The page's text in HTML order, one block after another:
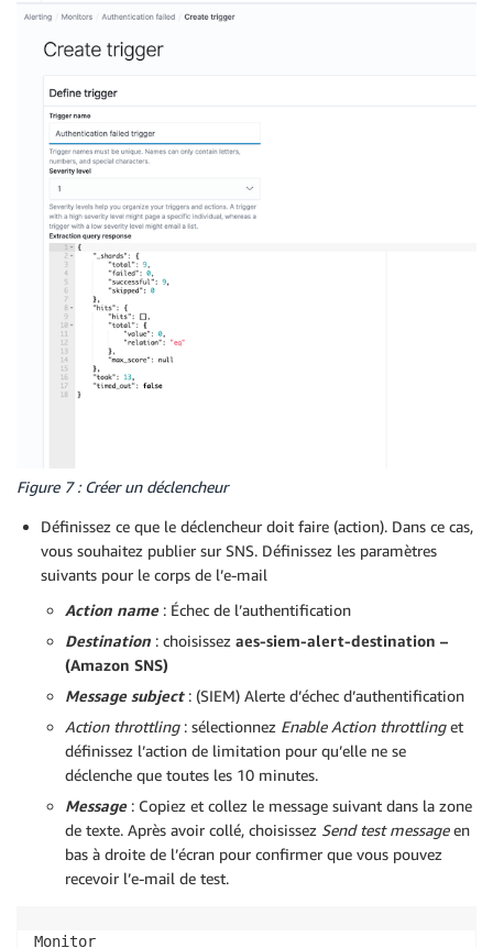
Figure 7 : Créer un déclencheur
Définissez ce que le déclencheur doit faire (action). Dans ce cas,
vous souhaitez publier sur SNS. Définissez les paramètres
suivants pour le corps de l’e-mail
Action name: Échec de l’authentification
Destination : choisissez aes-siem-alert-destination –
(Amazon SNS)
Message subject: (SIEM) Alerte d’échec d’authentification
Action throttling: sélectionnez Enable Action throttlinget
définissez l’action de limitation pour qu’elle ne se
déclenche que toutes les 10 minutes.
Message: Copiez et collez le message suivant dans la zone
de texte. Après avoir collé, choisissez Send test messageen
bas à droite de l’écran pour confirmer que vous pouvez
recevoir l’e-mail de test.
Monitor